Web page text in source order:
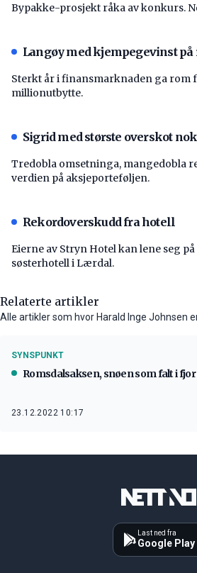
Bypakke-prosjekt råka av konkurs.
Langøy med kjempegevinst
Sterkt år i finansmarknaden ga rom
millionutbytte.
Sigrid med største overskot
Tredobla omsetninga, mangedobla
verdien på aksjeporteføljen.
Rekordoverskudd fra hotell
Eierne av Stryn Hotel kan lene seg
søsterhotell i Lærdal.
Relaterte artikler
Alle artikler som hvor Harald Inge Johnsen
SYNSPUNKT
Romsdalsaksen, snøen som falt i
23.12.2022 10:17
Last ned fra
Google Play